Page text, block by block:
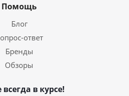
Помощь
Блог
ответ
Бренды
Обзоры
всегда в курсе!